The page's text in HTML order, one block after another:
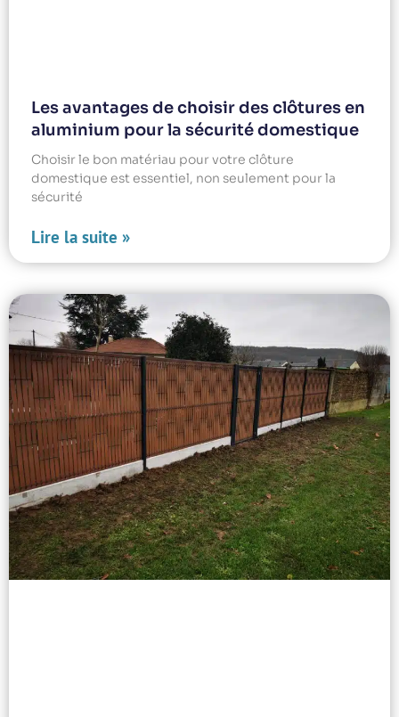
Les avantages de choisir des clôtures en
aluminium pour la sécurité domestique
Choisir le bon matériau pour votre clôture
domestique est essentiel, non seulement pour la
sécurité
Lire la suite »